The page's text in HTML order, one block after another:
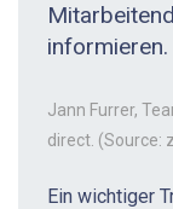
informieren.
Jann Furrer,
direct. (Source:
Ein wichtiger